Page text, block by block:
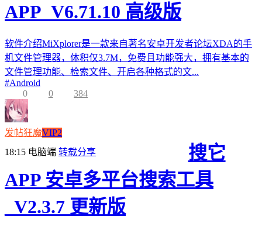
APP_V6.71.10 高级版
软件介绍MiXplorer是一款来自著名安卓开发者论坛XDA的手
机文件管理器，体积仅3.7M，免费且功能强大，拥有基本的
文件管理功能、检索文件、开启各种格式的文...
#Android
0
0 384
发帖狂魔VIP2
18:15 电脑端 转载分享
搜它
APP 安卓多平台搜索工具
_V2.3.7 更新版